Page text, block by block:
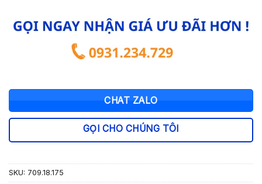
là:
230.000 ₫.
tại
là:
161.000 ₫.
CHAT ZALO
GỌI CHO CHÚNG TÔI
SKU: 709.18.175